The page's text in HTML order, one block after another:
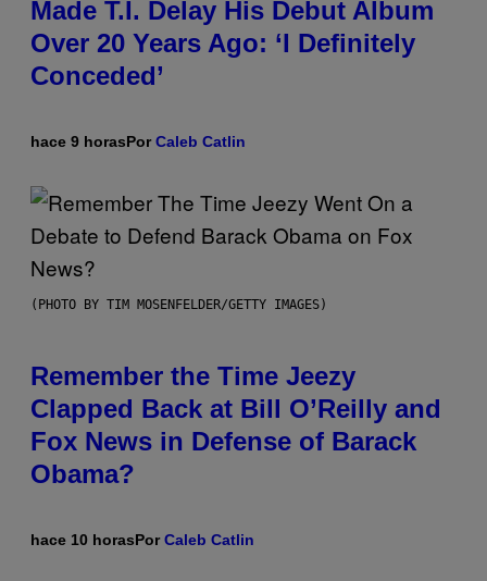
Made T.I. Delay His Debut Album
Over 20 Years Ago: ‘I Definitely
Conceded’
hace 9 horasPorCaleb Catlin
(PHOTO BY TIM MOSENFELDER/GETTY IMAGES)
Remember the Time Jeezy
Clapped Back at Bill O’Reilly and
Fox News in Defense of Barack
Obama?
hace 10 horasPorCaleb Catlin